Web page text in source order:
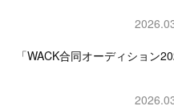
「WACK合同オーディション